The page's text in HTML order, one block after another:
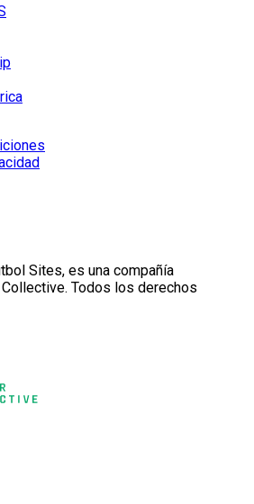
Sites, es una compañía
Todos los derechos